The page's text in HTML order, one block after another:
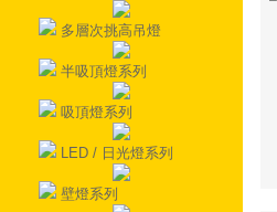
多層次挑高吊燈
半吸頂燈系列
吸頂燈系列
LED / 日光燈系列
壁燈系列